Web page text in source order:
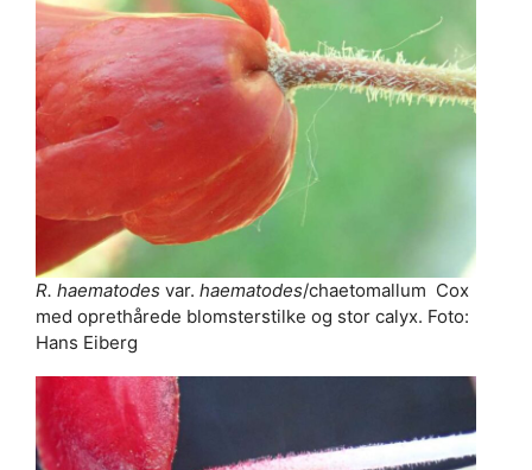
R. haematodes var. haematodes/chaetomallum Cox
med oprethårede blomsterstilke og stor calyx. Foto:
Hans Eiberg